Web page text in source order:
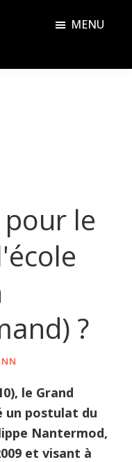
MENU
le
?
le Grand
un postulat du
Nantermod,
et visant à